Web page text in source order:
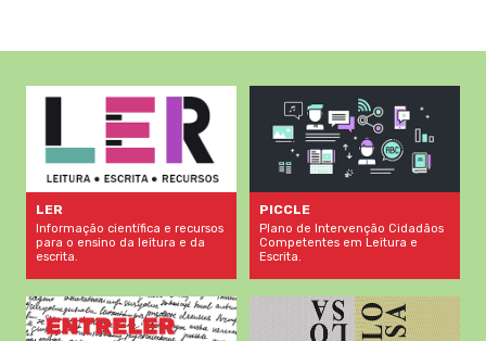
LER
Informação científica e recursos
para o ensino da leitura e da
escrita.
PICCLE
Plano de Intervenção Cidadãos
Competentes em Leitura e
Escrita.